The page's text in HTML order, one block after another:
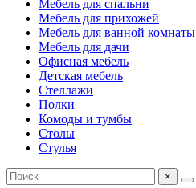
Мебель для спальни
Мебель для прихожей
Мебель для ванной комнаты
Мебель для дачи
Офисная мебель
Детская мебель
Стеллажи
Полки
Комоды и тумбы
Столы
Стулья
×